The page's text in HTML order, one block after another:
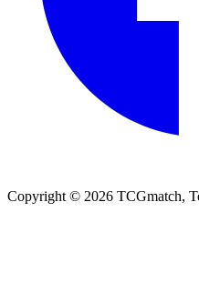
Copyright © 2026 TCGmatch,